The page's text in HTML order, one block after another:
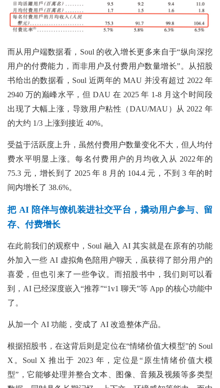
而从用户端数据看，Soul 的收入增长更多来自于“纵向深挖
用户的付费能力，而非用户及付费用户数量增长”。从招股
书给出的数据看，Soul 近两年的 MAU 并没有超过 2022 年
2940 万的巅峰水平，但 DAU 在 2025 年 1-8 月这个时间段
出现了大幅上涨，导致用户粘性（DAU/MAU）从 2022 年
的大约 1/3 上涨到接近 40%。
受益于活跃度上升，虽然付费用户数量变化不大，但人均付
费水平明显上涨。每名付费用户的月均收入从 2022年的
75.3 元，增长到了 2025 年 8 月的 104.4 元，不到 3 年的时
间内增长了 38.6%。
把 AI 陪伴与僚机装进社交平台，撬动用户参与、留
存、付费增长
在此前我们的观察中，Soul 融入 AI 其实就是在原有的功能
外加入一些 AI 虚拟角色陪用户聊天，虽获得了部分用户的
喜爱，但也引来了一些争议。而招股书中，我们则可以看
到，AI 已经深度嵌入“推荐”“1v1 聊天”等 App 的核心功能中
了。
从加一个 AI 功能，变成了 AI 改造整体产品。
根据招股书，在这背后则是定位在“情绪价值大模型”的 Soul
X。Soul X 推出于 2023 年，定位是“原生情绪价值大模
型”，它能够处理并整合文本、图像、音频及视频等多类型